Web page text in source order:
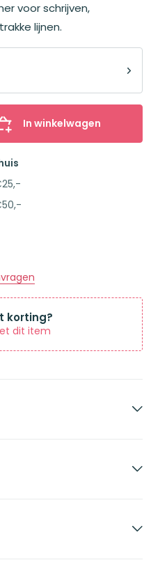
voor schrijven,
lijnen.
In winkelwagen
korting?
dit item